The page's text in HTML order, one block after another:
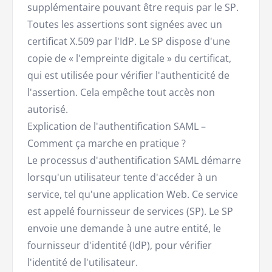
supplémentaire pouvant être requis par le SP.
Toutes les assertions sont signées avec un
certificat X.509 par l'IdP. Le SP dispose d'une
copie de « l'empreinte digitale » du certificat,
qui est utilisée pour vérifier l'authenticité de
l'assertion. Cela empêche tout accès non
autorisé.
Explication de l'authentification SAML –
Comment ça marche en pratique ?
Le processus d'authentification SAML démarre
lorsqu'un utilisateur tente d'accéder à un
service, tel qu'une application Web. Ce service
est appelé fournisseur de services (SP). Le SP
envoie une demande à une autre entité, le
fournisseur d'identité (IdP), pour vérifier
l'identité de l'utilisateur.